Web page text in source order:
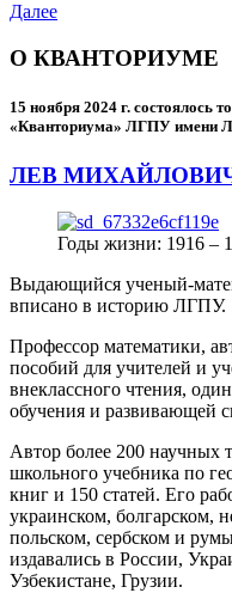
Далее
О КВАНТОРИУМЕ
15 ноября 2024 г. состоялось
«Кванториума» ЛГПУ имени
ЛЕВ
Годы жизни: 1916 –
Выдающийся ученый-
вписано в историю ЛГПУ.
Профессор математики,
пособий для учителей и
внеклассного чтения,
обучения и развивающей
Автор более 200 научных
школьного учебника по
книг и 150 статей. Его
украинском, болгарском,
польском, сербском и
издавались в России,
Узбекистане, Грузии.